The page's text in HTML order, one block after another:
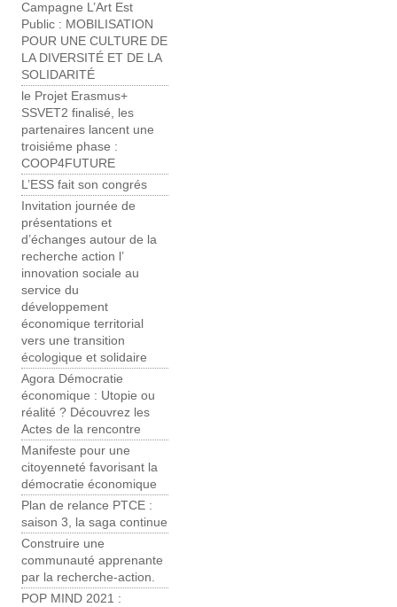
Campagne L’Art Est
Public : MOBILISATION
POUR UNE CULTURE ​DE
LA DIVERSITÉ ET DE LA
SOLIDARITÉ
le Projet Erasmus+
SSVET2 finalisé, les
partenaires lancent une
troisiéme phase :
COOP4FUTURE
L’ESS fait son congrés
Invitation journée de
présentations et
d’échanges autour de la
recherche action l’
innovation sociale au
service du
développement
économique territorial
vers une transition
écologique et solidaire
Agora Démocratie
économique : Utopie ou
réalité ? Découvrez les
Actes de la rencontre
Manifeste pour une
citoyenneté favorisant la
démocratie économique
Plan de relance PTCE :
saison 3, la saga continue
Construire une
communauté apprenante
par la recherche-action.
POP MIND 2021 :